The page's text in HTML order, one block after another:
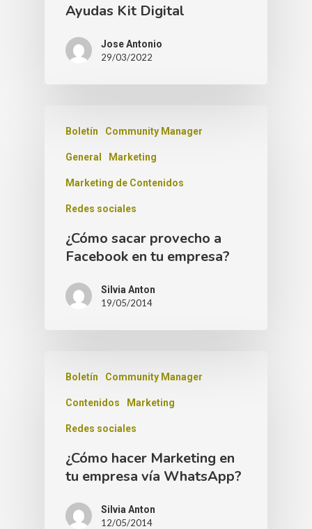
Ayudas Kit Digital
Jose Antonio
29/03/2022
Boletín Community Manager
General Marketing
Marketing de Contenidos
Redes sociales
¿Cómo sacar provecho a
Facebook en tu empresa?
Silvia Anton
19/05/2014
Boletín Community Manager
Contenidos Marketing
Redes sociales
¿Cómo hacer Marketing en
tu empresa vía WhatsApp?
Silvia Anton
12/05/2014